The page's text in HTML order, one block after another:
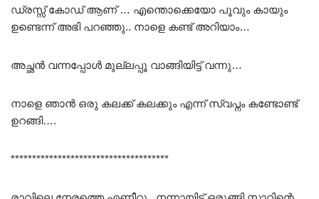
ഡ്രസ്സ്‌ കോഡ് ആണ് … എന്തൊക്കെയോ പൂവും കായും
ഉണ്ടെന്ന് അഭി പറഞ്ഞു.. നാളെ കണ്ട് അറിയാം…
അച്ഛൻ വന്നപ്പോൾ മുല്ലപ്പൂ വാങ്ങിയിട്ട് വന്നു…
നാളെ ഞാൻ ഒരു കലക്ക് കലക്കും എന്ന് സ്വപ്നം കണ്ടോണ്ട്
ഉറങ്ങി….
*************************************